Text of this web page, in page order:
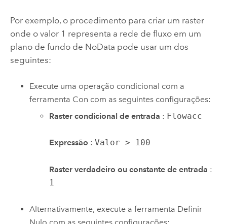
Por exemplo, o procedimento para criar um raster
onde o valor 1 representa a rede de fluxo em um
plano de fundo de NoData pode usar um dos
seguintes:
Execute uma operação condicional com a
ferramenta Con com as seguintes configurações:
Raster condicional de entrada : Flowacc
Expressão :Valor > 100
Raster verdadeiro ou constante de entrada :
1
Alternativamente, execute a ferramenta Definir